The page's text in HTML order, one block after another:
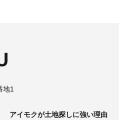
地1
アイモクが土地探しに強い理由